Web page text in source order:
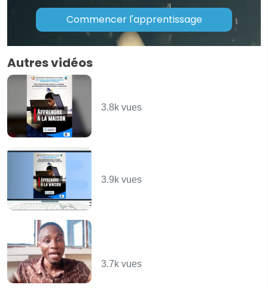
Commencer l'apprentissage
Autres vidéos
3.8k vues
3.9k vues
3.7k vues